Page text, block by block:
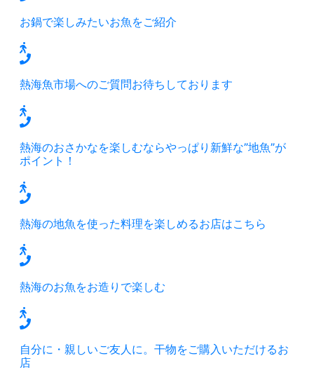
お鍋で楽しみたいお魚をご紹介
熱海魚市場へのご質問お待ちしております
熱海のおさかなを楽しむならやっぱり新鮮な”地魚”が
ポイント！
熱海の地魚を使った料理を楽しめるお店はこちら
熱海のお魚をお造りで楽しむ
自分に・親しいご友人に。干物をご購入いただけるお
店